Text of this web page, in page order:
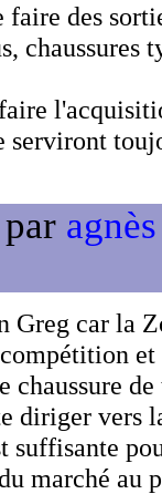
des
chaussures
serviront
par
Greg car la
et
chaussure
diriger vers
suffisante
marché au